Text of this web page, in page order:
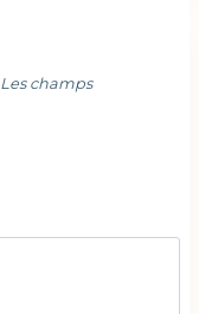
Les champs